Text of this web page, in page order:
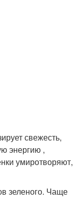
для ребенка
свежесть,
энергию ,
умиротворяют,
зеленого. Чаще